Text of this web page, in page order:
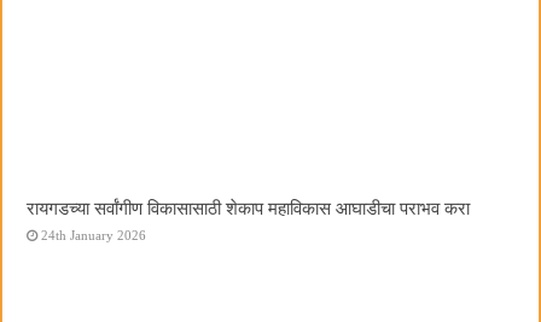
रायगडच्या सर्वांगीण विकासासाठी शेकाप महाविकास आघाडीचा पराभव करा
24th January 2026